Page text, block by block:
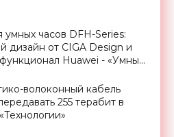
умных часов DFH-Series:
дизайн от CIGA Design и
Huawei - «Умные
волоконный кабель
255 терабит в